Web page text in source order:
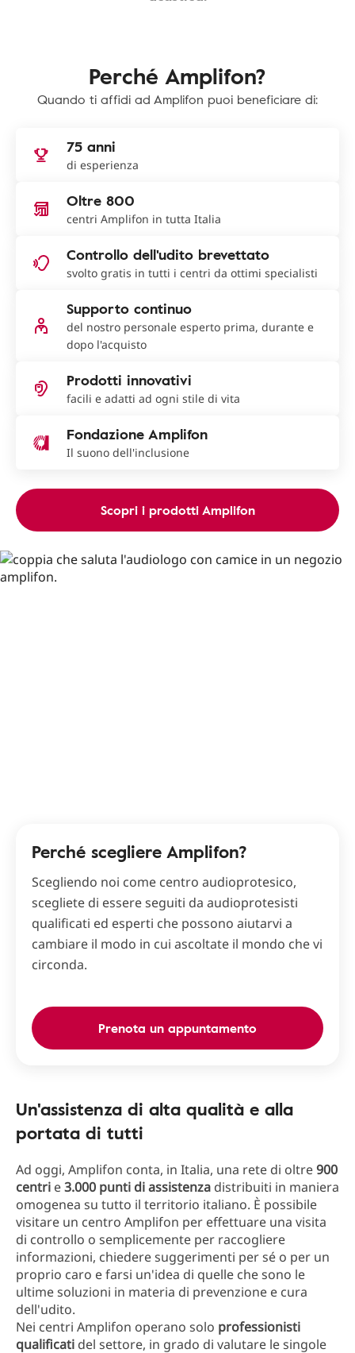
Perché Amplifon?
Quando ti affidi ad Amplifon puoi beneficiare di:
75 anni
di esperienza
Oltre 800
centri Amplifon in tutta Italia
Controllo dell'udito brevettato
svolto gratis in tutti i centri da ottimi specialisti
Supporto continuo
del nostro personale esperto prima, durante e
dopo l'acquisto
Prodotti innovativi
facili e adatti ad ogni stile di vita
Fondazione Amplifon
Il suono dell'inclusione
Scopri i prodotti Amplifon
Perché scegliere Amplifon?
Scegliendo noi come centro audioprotesico,
scegliete di essere seguiti da audioprotesisti
qualificati ed esperti che possono aiutarvi a
cambiare il modo in cui ascoltate il mondo che vi
circonda.
Prenota un appuntamento
Un'assistenza di alta qualità e alla
portata di tutti
Ad oggi, Amplifon conta, in Italia, una rete di oltre900
centri e3.000 punti di assistenza distribuiti in maniera
omogenea su tutto il territorio italiano. È possibile
visitare un centro Amplifon per effettuare una visita
di controllo o semplicemente per raccogliere
informazioni, chiedere suggerimenti per sé o per un
proprio caro e farsi un'idea di quelle che sono le
ultime soluzioni in materia di prevenzione e cura
dell'udito.
Nei centri Amplifon operano solo professionisti
qualificati del settore, in grado di valutare le singole